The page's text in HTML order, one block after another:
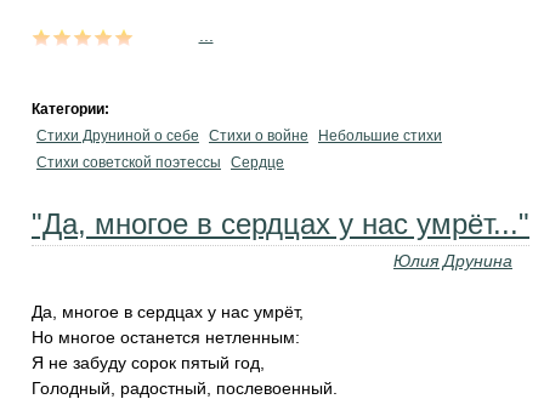
Категории:
Стихи Друниной о себе
Стихи о войне
Небольшие стихи
Стихи советской поэтессы
Сердце
"Да, многое в сердцах у нас умрёт..."
Юлия Друнина
Да, многое в сердцах у нас умрёт,
Но многое останется нетленным:
Я не забуду сорок пятый год,
Голодный, радостный, послевоенный.